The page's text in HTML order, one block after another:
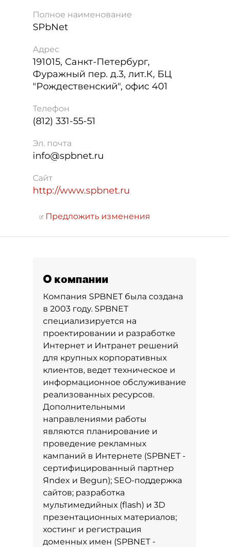
Полное наименование
SPbNet
Адрес
191015, Санкт-Петербург,
Фуражный пер. д.3, лит.К, БЦ
"Рождественский", офис 401
Телефон
(812) 331-55-51
Эл. почта
info@spbnet.ru
Сайт
http://www.spbnet.ru
Предложить изменения
О компании
Компания SPBNET была создана
в 2003 году. SPBNET
специализируется на
проектировании и разработке
Интернет и Интранет решений
для крупных корпоративных
клиентов, ведет техническое и
информационное обслуживание
реализованных ресурсов.
Дополнительными
направлениями работы
являются планирование и
проведение рекламных
кампаний в Интернете (SPBNET -
сертифицированный партнер
Яndex и Begun); SEO-поддержка
сайтов; разработка
мультимедийных (flash) и 3D
презентационных материалов;
хостинг и регистрация
доменных имен (SPBNET -